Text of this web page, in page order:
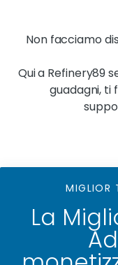
Non facciamo
Qui a Refinery89
guadagni, ti
MIGLIOR
La